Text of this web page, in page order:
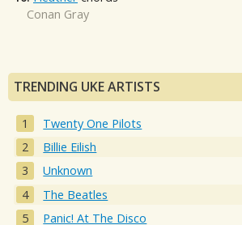
Conan Gray
TRENDING UKE ARTISTS
Twenty One Pilots
Billie Eilish
Unknown
The Beatles
Panic! At The Disco